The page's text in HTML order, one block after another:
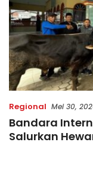
Regional Mei 30,
Bandara
Salurkan